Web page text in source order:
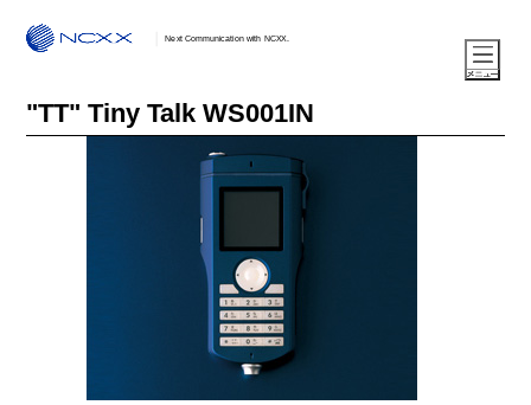
Next Communication with NCXX.
"TT" Tiny Talk WS001IN